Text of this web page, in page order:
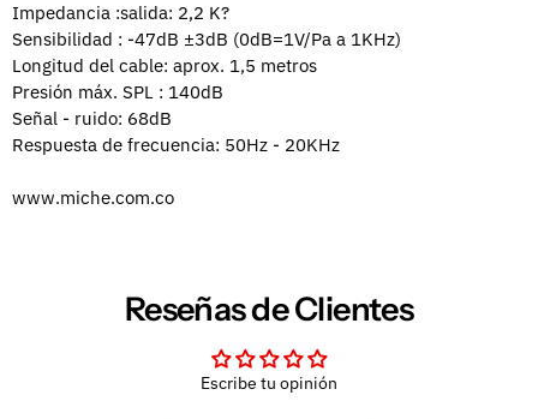
Impedancia :salida: 2,2 K?
Sensibilidad : -47dB ±3dB (0dB=1V/Pa a 1KHz)
Longitud del cable: aprox. 1,5 metros
Presión máx. SPL : 140dB
Señal - ruido: 68dB
Respuesta de frecuencia: 50Hz - 20KHz
www.miche.com.co
Reseñas de Clientes
Escribe tu opinión